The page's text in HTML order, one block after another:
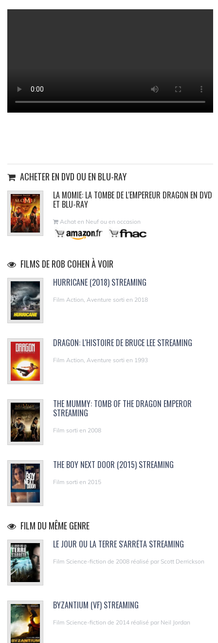
ACHETER EN DVD OU EN BLU-RAY
LA MOMIE: LA TOMBE DE L'EMPEREUR DRAGON EN DVD
ET BLU-RAY
Achat en Neuf ou en occasion
FILMS DE ROB COHEN À VOIR
HURRICANE (2018) STREAMING
Film Action, Aventure sorti en 2018
DRAGON: L'HISTOIRE DE BRUCE LEE STREAMING
Film Action, Aventure sorti en 1993
THE MUMMY: TOMB OF THE DRAGON EMPEROR
STREAMING
Film sorti en 2008
THE BOY NEXT DOOR (2015) STREAMING
Film sorti en 2015
FILM DU MÊME GENRE
LE JOUR OU LA TERRE S'ARRÉTA STREAMING
Film Science-fiction de 2008 réalisé par Scott Derrickson
BYZANTIUM (VF) STREAMING
Film Science-fiction de 2014 réalisé par Neil Jordan